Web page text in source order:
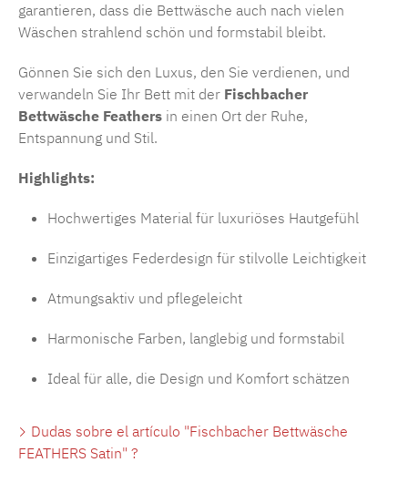
garantieren, dass die Bettwäsche auch nach vielen
Wäschen strahlend schön und formstabil bleibt.
Gönnen Sie sich den Luxus, den Sie verdienen, und
verwandeln Sie Ihr Bett mit der Fischbacher
Bettwäsche Feathers in einen Ort der Ruhe,
Entspannung und Stil.
Highlights:
Hochwertiges Material für luxuriöses Hautgefühl
Einzigartiges Federdesign für stilvolle Leichtigkeit
Atmungsaktiv und pflegeleicht
Harmonische Farben, langlebig und formstabil
Ideal für alle, die Design und Komfort schätzen
Dudas sobre el artículo "Fischbacher Bettwäsche
FEATHERS Satin" ?